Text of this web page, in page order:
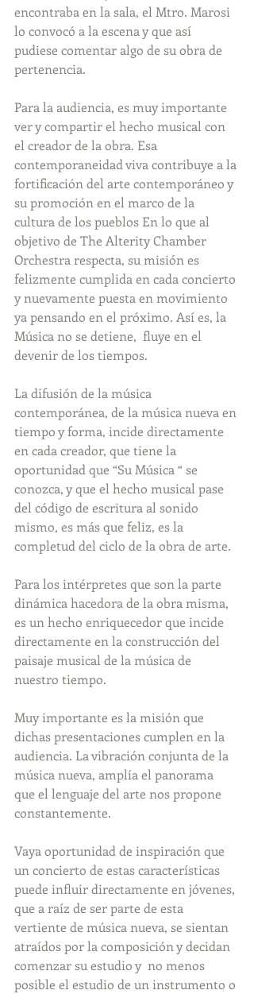
encontraba en la sala, el Mtro. Marosi
lo convocó a la escena y que así
pudiese comentar algo de su obra de
pertenencia.
Para la audiencia, es muy importante
ver y compartir el hecho musical con
el creador de la obra. Esa
contemporaneidad viva contribuye a la
fortificación del arte contemporáneo y
su promoción en el marco de la
cultura de los pueblos En lo que al
objetivo de The Alterity Chamber
Orchestra respecta, su misión es
felizmente cumplida en cada concierto
y nuevamente puesta en movimiento
ya pensando en el próximo. Así es, la
Música no se detiene,  fluye en el
devenir de los tiempos.
La difusión de la música
contemporánea, de la música nueva en
tiempo y forma, incide directamente
en cada creador, que tiene la
oportunidad que “Su Música “ se
conozca, y que el hecho musical pase
del código de escritura al sonido
mismo, es más que feliz, es la
completud del ciclo de la obra de arte.
Para los intérpretes que son la parte
dinámica hacedora de la obra misma,
es un hecho enriquecedor que incide
directamente en la construcción del
paisaje musical de la música de
nuestro tiempo.
Muy importante es la misión que
dichas presentaciones cumplen en la
audiencia. La vibración conjunta de la
música nueva, amplía el panorama
que el lenguaje del arte nos propone
constantemente.
Vaya oportunidad de inspiración que
un concierto de estas características
puede influir directamente en jóvenes,
que a raíz de ser parte de esta
vertiente de música nueva, se sientan
atraídos por la composición y decidan
comenzar su estudio y  no menos
posible el estudio de un instrumento o